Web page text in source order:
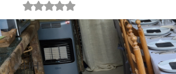
Beoordeeld met NaN uit 5 sterren.
HH